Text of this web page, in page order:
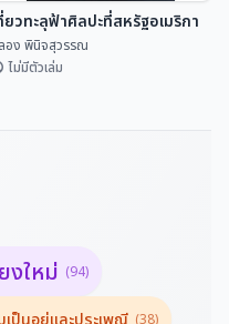
ยวทะลุฟ้าศิลปะที่สหรัฐอเมริกา
อง พินิจสุวรรณ
ไม่มีตัวเล่ม
งใหม่ (94)
เป็นอยู่และประเพณี (38)